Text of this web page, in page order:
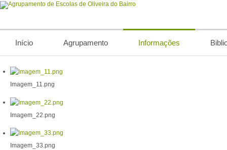
Início Agrupamento Informações
Imagem_11.png
Imagem_22.png
Imagem_33.png